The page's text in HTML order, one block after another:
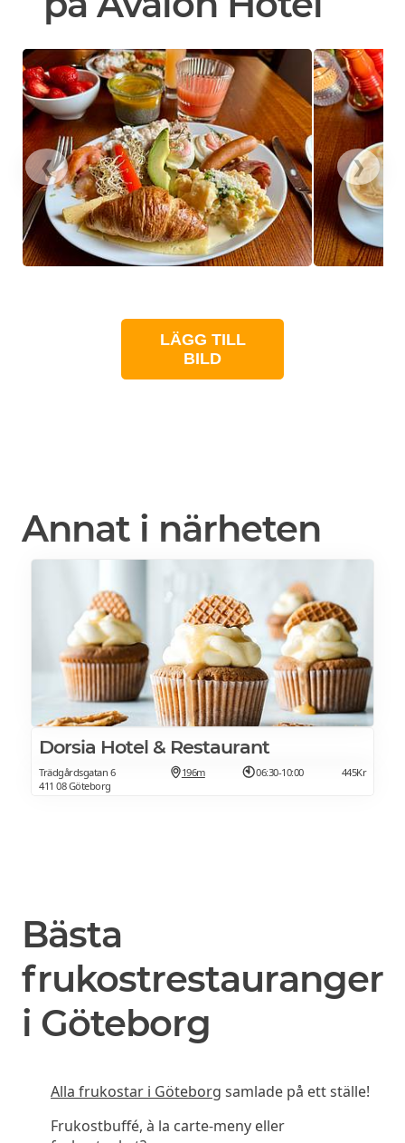
❮ ❯
LÄGG TILL
BILD
Annat i närheten
Dorsia Hotel & Restaurant
Trädgårdsgatan 6
411 08 Göteborg
196m 06:30-10:00 445Kr
Bästa
frukostrestauranger
i Göteborg
Alla frukostar i Göteborg samlade på ett ställe!
Frukostbuffé, à la carte-meny eller